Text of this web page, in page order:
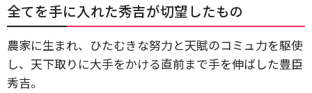
全てを手に入れた秀吉が切望したもの
農家に生まれ、ひたむきな努力と天賦のコミュ力を駆使
し、天下取りに大手をかける直前まで手を伸ばした豊臣
秀吉。